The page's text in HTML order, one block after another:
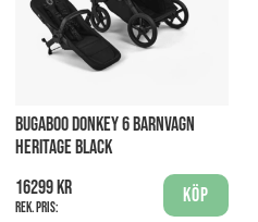
BUGABOO DONKEY 6 BARNVAGN
HERITAGE BLACK
16299 kr
Rek. pris:
Köp